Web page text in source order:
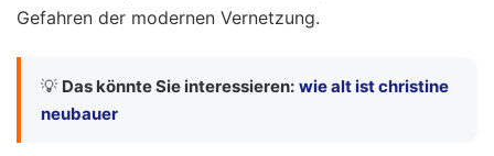
Gefahren der modernen Vernetzung.
💡 Das könnte Sie interessieren: wie alt ist christine
neubauer